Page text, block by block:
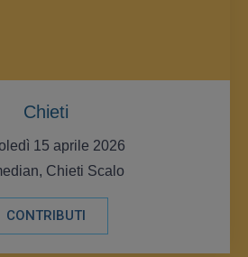
Chieti
15 aprile 2026
Chieti Scalo
CONTRIBUTI